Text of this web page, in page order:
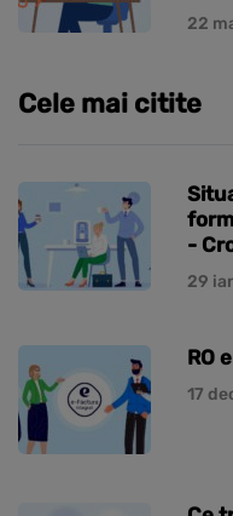
22
Cele mai citite
-
29
RO
17